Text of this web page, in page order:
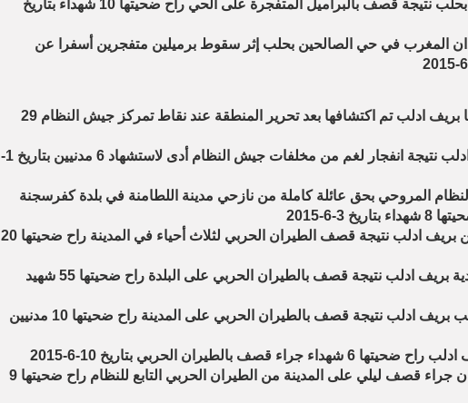
17- مجزرة في حي الهلك بحلب نتيجة قصف بالبراميل المتفجرة على الحي راح ضحيتها 10 شهداء بتاريخ
أذان المغرب في حي الصالحين بحلب إثر سقوط برميلين متفجرين أسفرا عن
1- مقبرة جماعية في أريحا بريف ادلب تم اكتشافها بعد تحرير المنطقة عند نقاط تمركز جيش النظام 29
2- مجزرة في نحليا بريف ادلب نتيجة انفجار لغم من مخلفات جيش النظام أدى لاستشهاد 6 مدنيين بتاريخ 1-
المروحي بحق عائلة كاملة من نازحي مدينة اللطامنة في بلدة كفرسجنة
3-6-2015
4- مجزرة في مدينة سلقين بريف ادلب نتيجة قصف الطيران الحربي لثلاث أحياء في المدينة راح ضحيتها 20
5- مجزرة في قرية الجانودية بريف ادلب نتيجة قصف بالطيران الحربي على البلدة راح ضحيتها 55 شهيد
6- مجزرة في مدينة سراقب بريف ادلب نتيجة قصف بالطيران الحربي على المدينة راح ضحيتها 10 مدنيين
8- مجزرة في معرة النعمان جراء قصف ليلي على المدينة من الطيران الحربي التابع للنظام راح ضحيتها 9